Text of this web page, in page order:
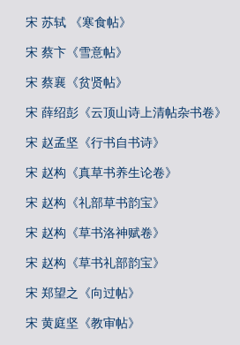
宋 苏轼 《寒食帖》
宋 蔡卞《雪意帖》
宋 蔡襄《贫贤帖》
宋 薛绍彭《云顶山诗上清帖杂书卷》
宋 赵孟坚《行书自书诗》
宋 赵构《真草书养生论卷》
宋 赵构《礼部草书韵宝》
宋 赵构《草书洛神赋卷》
宋 赵构《草书礼部韵宝》
宋 郑望之《向过帖》
宋 黄庭坚《教审帖》